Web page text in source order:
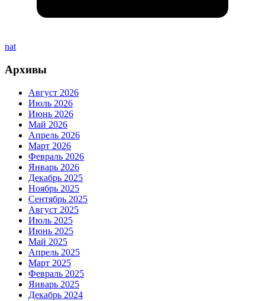
nat
Архивы
Август 2026
Июль 2026
Июнь 2026
Май 2026
Апрель 2026
Март 2026
Февраль 2026
Январь 2026
Декабрь 2025
Ноябрь 2025
Сентябрь 2025
Август 2025
Июль 2025
Июнь 2025
Май 2025
Апрель 2025
Март 2025
Февраль 2025
Январь 2025
Декабрь 2024